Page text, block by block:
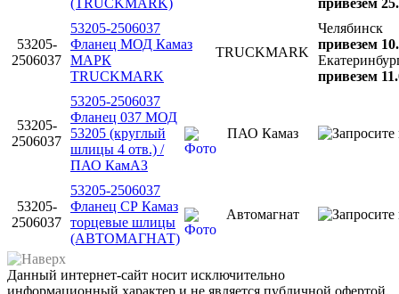
53205-
2506037
53205-2506037
Фланец МОД Камаз
МАРК
TRUCKMARK
TRUCKMARK
Челябинск
привезем
привезем
53205-
2506037
53205-2506037
Фланец 037 МОД
53205 (круглый
шлицы 4 отв.) /
ПАО КамАЗ
ПАО Камаз
53205-
2506037
53205-2506037
Фланец СР Камаз
торцевые шлицы
(АВТОМАГНАТ)
Автомагнат
Данный интернет-сайт носит исключительно
информационный характер и не является публичной офертой,